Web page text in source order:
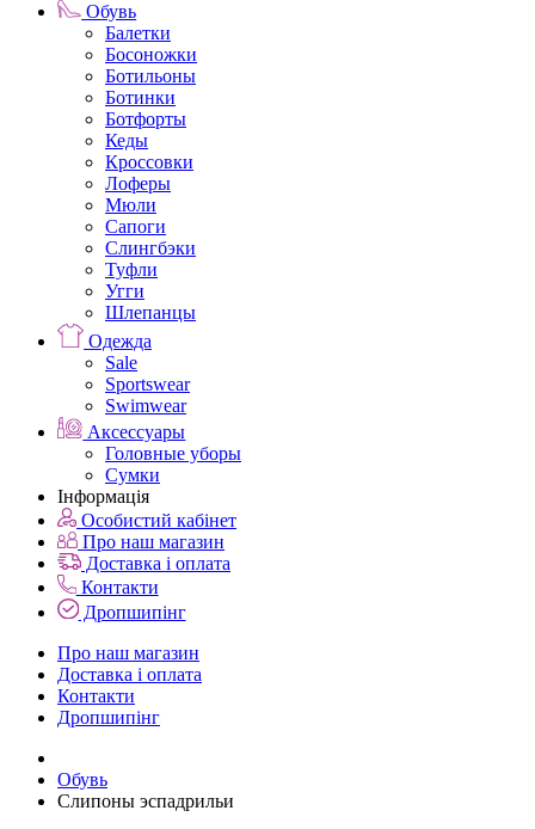
Обувь
Балетки
Босоножки
Ботильоны
Ботинки
Ботфорты
Кеды
Кроссовки
Лоферы
Мюли
Сапоги
Слингбэки
Туфли
Угги
Шлепанцы
Одежда
Sale
Sportswear
Swimwear
Аксессуары
Головные уборы
Сумки
Інформація
Особистий кабінет
Про наш магазин
Доставка і оплата
Контакти
Дропшипінг
Про наш магазин
Доставка і оплата
Контакти
Дропшипінг
Обувь
Слипоны эспадрильи